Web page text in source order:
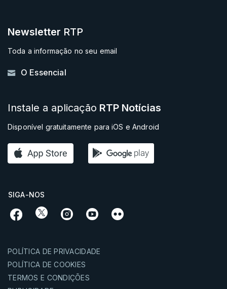
Newsletter RTP
Toda a informação no seu email
O Essencial
Instale a aplicação RTP Notícias
Disponível gratuitamente para iOS e Android
SIGA-NOS
POLÍTICA DE PRIVACIDADE
POLÍTICA DE COOKIES
TERMOS E CONDIÇÕES